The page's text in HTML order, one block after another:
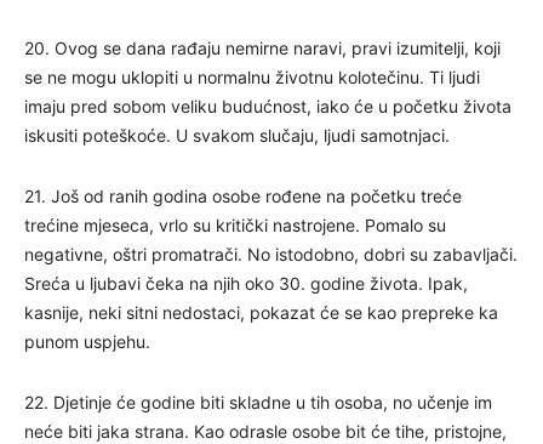
20. Ovog se dana rađaju nemirne naravi, pravi izumitelji, koji
se ne mogu uklopiti u normalnu životnu kolotečinu. Ti ljudi
imaju pred sobom veliku budućnost, iako će u početku života
iskusiti poteškoće. U svakom slučaju, ljudi samotnjaci.
21. Još od ranih godina osobe rođene na početku treće
trećine mjeseca, vrlo su kritički nastrojene. Pomalo su
negativne, oštri promatrači. No istodobno, dobri su zabavljači.
Sreća u ljubavi čeka na njih oko 30. godine života. Ipak,
kasnije, neki sitni nedostaci, pokazat će se kao prepreke ka
punom uspjehu.
22. Djetinje će godine biti skladne u tih osoba, no učenje im
neće biti jaka strana. Kao odrasle osobe bit će tihe, pristojne,